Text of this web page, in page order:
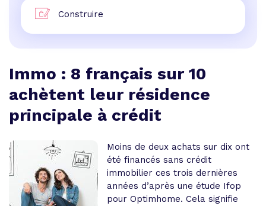
Construire
Immo : 8 français sur 10
achètent leur résidence
principale à crédit
Moins de deux achats sur dix ont
été financés sans crédit
immobilier ces trois dernières
années d’après une étude Ifop
pour Optimhome. Cela signifie